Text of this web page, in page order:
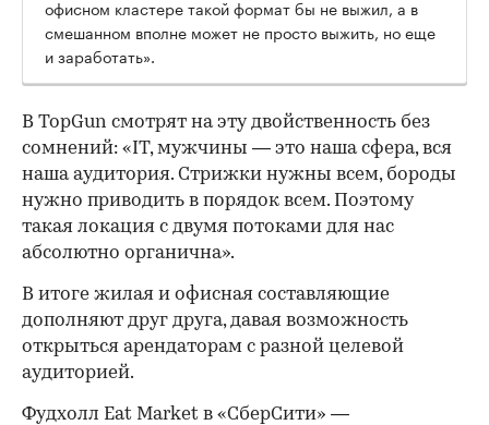
офисном кластере такой формат бы не выжил, а в
смешанном вполне может не просто выжить, но еще
и заработать».
В TopGun смотрят на эту двойственность без
сомнений: «IT, мужчины — это наша сфера, вся
наша аудитория. Стрижки нужны всем, бороды
нужно приводить в порядок всем. Поэтому
такая локация с двумя потоками для нас
абсолютно органична».
В итоге жилая и офисная составляющие
дополняют друг друга, давая возможность
открыться арендаторам с разной целевой
аудиторией.
Фудхолл Eat Market в «СберСити» —